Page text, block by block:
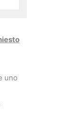
uno